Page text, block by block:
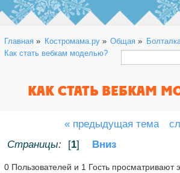
Главная » Костромама.ру» Общая »
Как стать вебкам моделью?
КАК СТАТЬ ВЕБКАМ
« предыдущая тема
Страницы:
[1] Вниз
0 Пользователей и 1 Гость просматривают